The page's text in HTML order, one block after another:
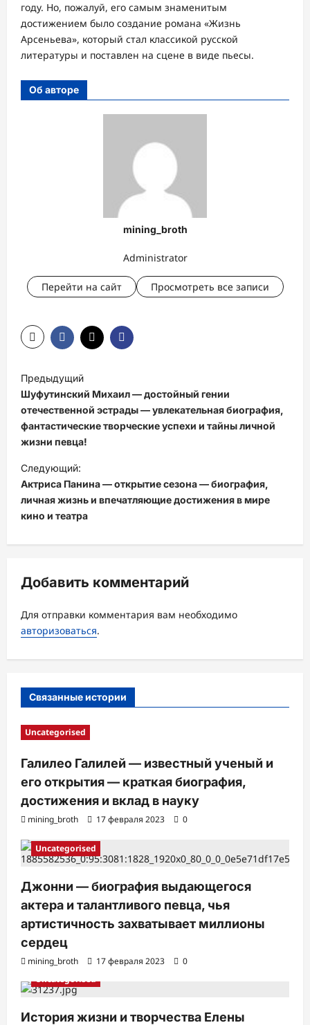
году. Но, пожалуй, его самым знаменитым
достижением было создание романа «Жизнь
Арсеньева», который стал классикой русской
литературы и поставлен на сцене в виде пьесы.
Об авторе
mining_broth
Administrator
Перейти на сайт Просмотреть все записи
а
в
и
а
ц
и
я
а
и
Предыдущий
Шуфутинский Михаил — достойный гении
отечественной эстрады — увлекательная биография,
фантастические творческие успехи и тайны личной
жизни певца!
Следующий:
Актриса Панина — открытие сезона — биография,
личная жизнь и впечатляющие достижения в мире
кино и театра
Добавить комментарий
Для отправки комментария вам необходимо
авторизоваться.
Связанные истории
Uncategorised
Галилео Галилей — известный ученый и
его открытия — краткая биография,
достижения и вклад в науку
mining_broth 17 февраля 2023 0
Uncategorised
Джонни — биография выдающегося
актера и талантливого певца, чья
артистичность захватывает миллионы
сердец
mining_broth 17 февраля 2023
0
Uncategorised
История жизни и творчества Елены